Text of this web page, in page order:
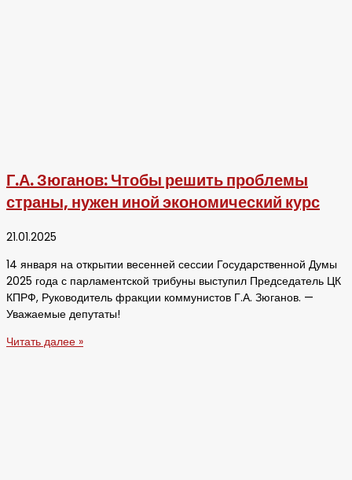
Г.А. Зюганов: Чтобы решить проблемы
страны, нужен иной экономический курс
21.01.2025
14 января на открытии весенней сессии Государственной Думы
2025 года с парламентской трибуны выступил Председатель ЦК
КПРФ, Руководитель фракции коммунистов Г.А. Зюганов. —
Уважаемые депутаты!
Читать далее »